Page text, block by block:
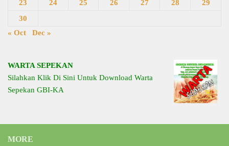
23 24 25 26 27 28
29
30
« Oct
Dec »
WARTA SEPEKAN
Silahkan Klik Di Sini Untuk Download Warta
Sepekan GBI-KA
MORE